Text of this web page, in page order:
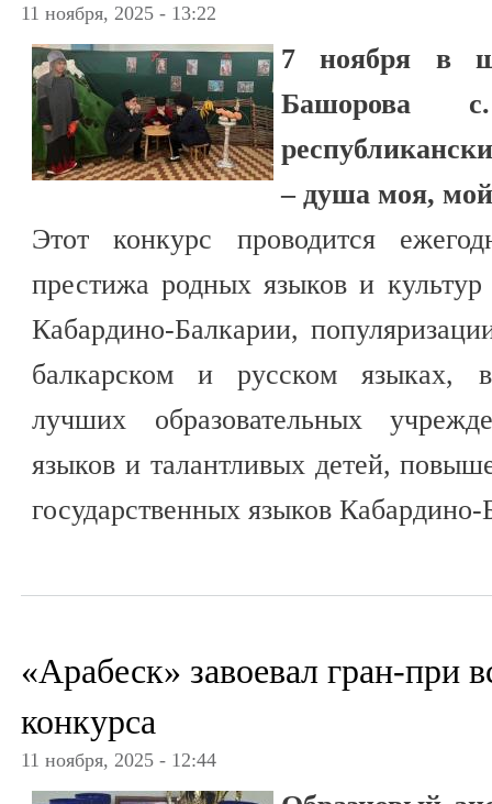
11 ноября, 2025 - 13:22
7 ноября в
Башорова
– душа моя,
Этот конкурс проводится
престижа родных языков и
Кабардино-Балкарии,
балкарском и русском языках,
лучших образовательных
языков и талантливых детей,
государственных языков
«Арабеск» завоевал гран-при
конкурса
11 ноября, 2025 - 12:44